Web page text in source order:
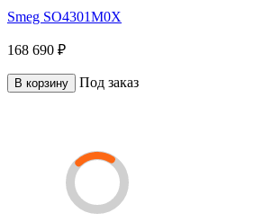
Smeg SO4301M0X
168 690 ₽
В корзину Под заказ